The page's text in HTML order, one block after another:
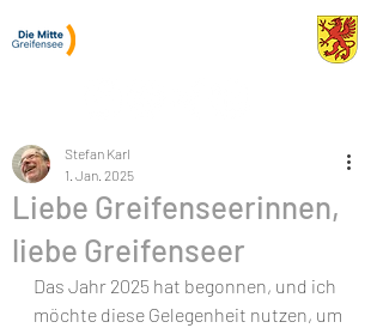
Liebe Greifenseerinnen,
liebe Greifenseer
Stefan Karl
1. Jan. 2025
Das Jahr 2025 hat begonnen, und ich
möchte diese Gelegenheit nutzen, um